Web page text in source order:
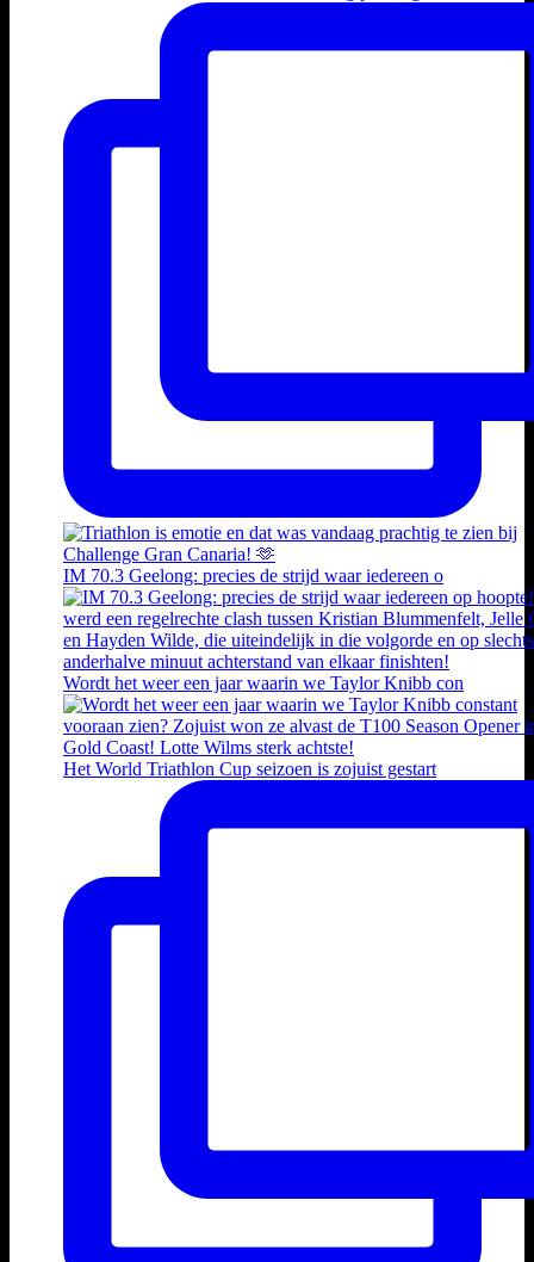
IM 70.3 Geelong: precies de strijd waar iedereen o
Wordt het weer een jaar waarin we Taylor Knibb con
Het World Triathlon Cup seizoen is zojuist gestart